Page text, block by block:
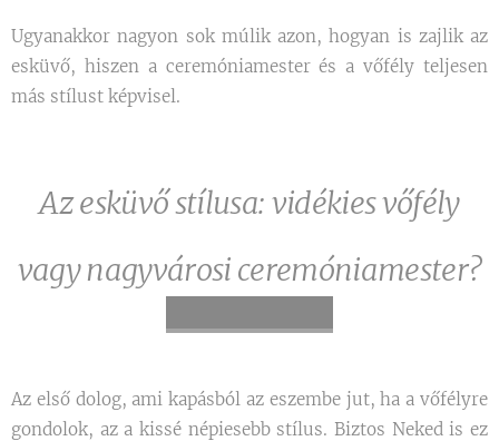
Ugyanakkor nagyon sok múlik azon, hogyan is zajlik az
esküvő, hiszen a ceremóniamester és a vőfély teljesen
más stílust képvisel.
Az esküvőstílusa: vidékies vőfély
vagy nagyvárosi ceremóniamester?
Az első dolog, ami kapásból az eszembe jut, ha a vőfélyre
gondolok, az a kissé népiesebb stílus. Biztos Neked is ez